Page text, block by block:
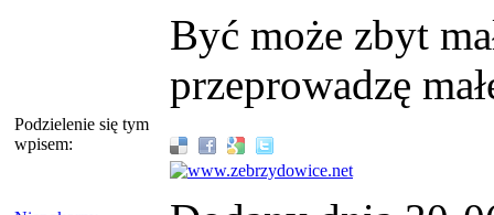
Być może zbyt
przeprowadzę
Podzielenie się tym
wpisem: